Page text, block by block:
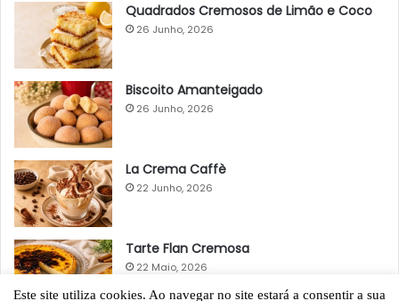
Quadrados Cremosos de Limão e Coco
26 Junho, 2026
Biscoito Amanteigado
26 Junho, 2026
La Crema Caffè
22 Junho, 2026
Tarte Flan Cremosa
22 Maio, 2026
Este site utiliza cookies. Ao navegar no site estará a consentir a sua